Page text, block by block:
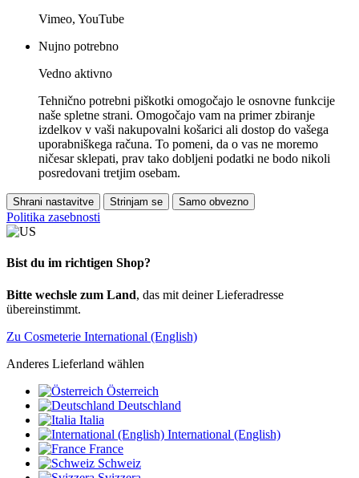
Vimeo, YouTube
Nujno potrebno
Vedno aktivno
Tehnično potrebni piškotki omogočajo le osnovne funkcije
naše spletne strani. Omogočajo vam na primer zbiranje
izdelkov v vaši nakupovalni košarici ali dostop do vašega
uporabniškega računa. To pomeni, da o vas ne moremo
ničesar sklepati, prav tako dobljeni podatki ne bodo nikoli
posredovani tretjim osebam.
Shrani nastavitve Strinjam se Samo obvezno
Politika zasebnosti
Bist du im richtigen Shop?
Bitte wechsle zum Land, das mit deiner Lieferadresse
übereinstimmt.
Zu Cosmeterie International (English)
Anderes Lieferland wählen
Österreich
Deutschland
Italia
International (English)
France
Schweiz